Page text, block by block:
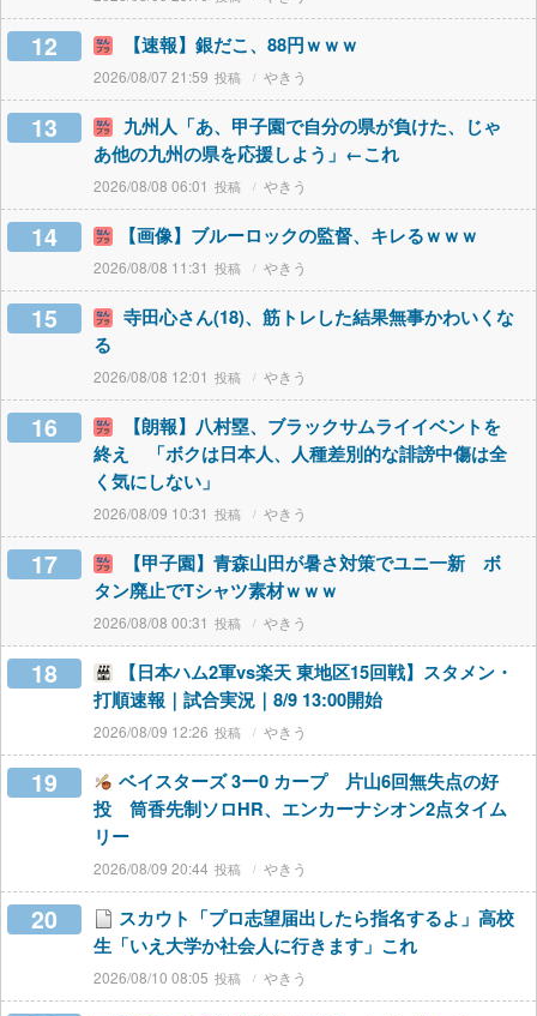
12 【速報】銀だこ、88円ｗｗｗ
2026/08/07 21:59 やきう
13
九州人「あ、甲子園で自分の県が負けた、じゃ
あ他の九州の県を応援しよう」←これ
2026/08/08 06:01 やきう
14 【画像】ブルーロックの監督、キレるｗｗｗ
2026/08/08 11:31 やきう
15
寺田心さん(18)、筋トレした結果無事かわいくな
る
2026/08/08 12:01 やきう
16
【朗報】八村塁、ブラックサムライイベントを
終え 「ボクは日本人、人種差別的な誹謗中傷は全
く気にしない」
2026/08/09 10:31 やきう
17
【甲子園】青森山田が暑さ対策でユニ一新 ボ
タン廃止でTシャツ素材ｗｗｗ
2026/08/08 00:31 やきう
18
【日本ハム2軍vs楽天 東地区15回戦】スタメン・
打順速報｜試合実況｜8/9 13:00開始
2026/08/09 12:26 やきう
19
ベイスターズ 3ー0 カープ 片山6回無失点の好
投 筒香先制ソロHR、エンカーナシオン2点タイム
リー
2026/08/09 20:44 やきう
20
スカウト「プロ志望届出したら指名するよ」高校
生「いえ大学か社会人に行きます」これ
2026/08/10 08:05 やきう